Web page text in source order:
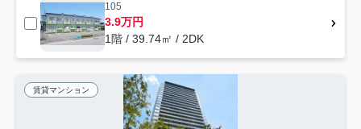
105
3.9万円
1階 / 39.74㎡ / 2DK
賃貸マンション